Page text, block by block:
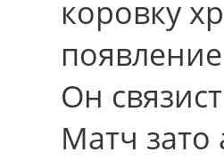
коровку
Он
Матч зато